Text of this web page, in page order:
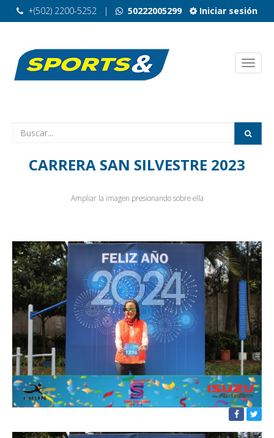
Iniciar sesión
+(502) 2200-5252 | 50222005299
CARRERA SAN SILVESTRE 2023
Ampliar la imagen presionando sobre ella